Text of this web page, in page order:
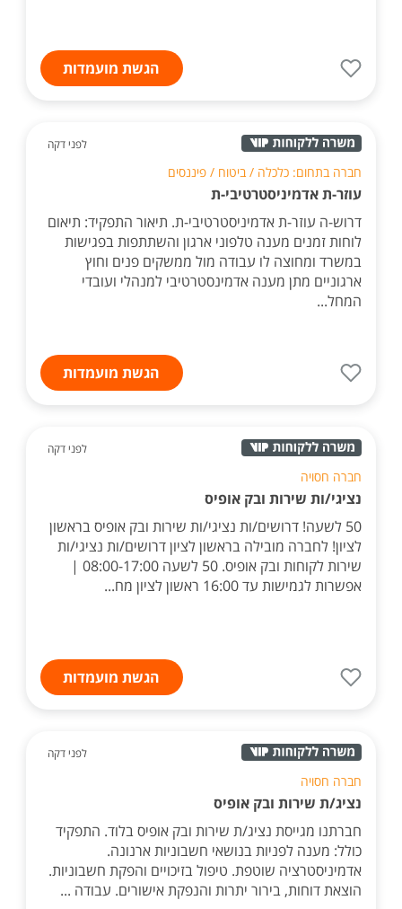
הגשת מועמדות
לפני דקה
חברה בתחום: כלכלה / ביטוח / פיננסים
עוזר-ת אדמיניסטרטיבי-ת
דרוש-ה עוזר-ת אדמיניסטרטיבי-ת. תיאור התפקיד: תיאום
לוחות זמנים מענה טלפוני ארגון והשתתפות בפגישות
במשרד ומחוצה לו עבודה מול ממשקים פנים וחוץ
ארגוניים מתן מענה אדמינסטרטיבי למנהלי ועובדי
המחל...
הגשת מועמדות
לפני דקה
חברה חסויה
נציגי/ות שירות ובק אופיס
50 לשעה! דרושים/ות נציגי/ות שירות ובק אופיס בראשון
לציון! לחברה מובילה בראשון לציון דרושים/ות נציגי/ות
שירות לקוחות ובק אופיס. 50 לשעה 08:00-17:00 |
אפשרות לגמישות עד 16:00 ראשון לציון מח...
הגשת מועמדות
לפני דקה
חברה חסויה
נציג/ת שירות ובק אופיס
חברתנו מגייסת נציג/ת שירות ובק אופיס בלוד. התפקיד
כולל: מענה לפניות בנושאי חשבוניות ארנונה.
אדמיניסטרציה שוטפת. טיפול בזיכויים והפקת חשבוניות.
הוצאת דוחות, בירור יתרות והנפקת אישורים. עבודה ...